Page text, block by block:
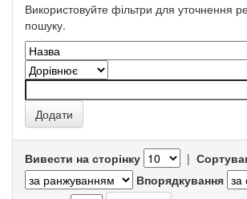
Використовуйте фільтри для уточнення
пошуку.
Вивести на сторінку |
Впорядкування